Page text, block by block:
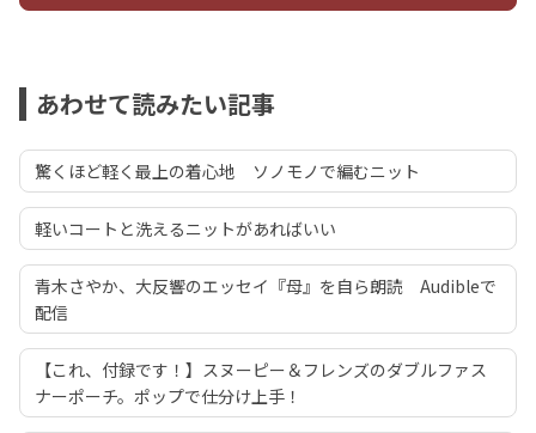
あわせて読みたい記事
驚くほど軽く最上の着心地 ソノモノで編むニット
軽いコートと洗えるニットがあればいい
青木さやか、大反響のエッセイ『母』を自ら朗読 Audibleで
配信
【これ、付録です！】スヌーピー＆フレンズのダブルファス
ナーポーチ。ポップで仕分け上手！